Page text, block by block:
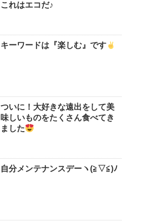
これはエコだ♪
キーワードは『楽しむ』です
ついに！大好きな遠出をして美
味しいものをたくさん食べてき
ました
自分メンテナンスデーヽ(≧▽≦)ﾉ